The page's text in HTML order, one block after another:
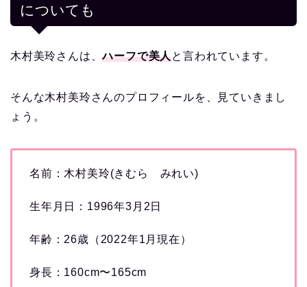
についても
木村美玲さんは、ハーフで美人と言われています。
そんな木村美玲さんのプロフィールを、見ていきまし
ょう。
名前：木村美玲(きむら みれい)
生年月日：1996年3月2日
年齢：26歳（2022年1月現在）
身長：160cm〜165cm